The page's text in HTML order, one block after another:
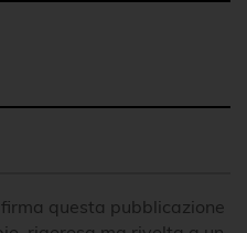
questa pubblicazione